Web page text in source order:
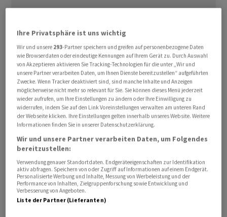
«Ein vorübergehender ⁠Schock kann dauerhafte Folgen
haben, wenn er ‌Löhne, Erwartungen und ‌das
Preissetzungsverhalten verändert», ​sagte Ueda am
Mittwoch auf einer Konferenz der Bank of Japan (BOJ).
Zentralbanken dürften die Ölpreise daher nicht ‌isoliert
betrachten. Wenn die Inflationserwartungen bereits
hoch seien und die Löhne ​stiegen, sei das Risiko von ​
Zweitrundeneffekten gross, ​erklärte er weiter.
Ueda äussert sich in ‌einer Phase, in der steigende
Ihre Privatsphäre ist uns wichtig
Wir und unsere 293-Partner speichern und greifen auf personenbezogene Daten
wie Browserdaten oder eindeutige Kennungen auf Ihrem Gerät zu. Durch Auswahl
von Akzeptieren aktivieren Sie Tracking-Technologien für die unter „Wir und
unsere Partner verarbeiten Daten, um Ihnen Dienste bereitzustellen“ aufgeführten
Zwecke. Wenn Tracker deaktiviert sind, sind manche Inhalte und Anzeigen
möglicherweise nicht mehr so relevant für Sie. Sie können dieses Menü jederzeit
wieder aufrufen, um Ihre Einstellungen zu ändern oder Ihre Einwilligung zu
widerrufen, indem Sie auf den Link Voreinstellungen verwalten am unteren Rand
der Webseite klicken. Ihre Einstellungen gelten innerhalb unseres Website. Weitere
Informationen finden Sie in unserer Datenschutzerklärung.
Wir und unsere Partner verarbeiten Daten, um Folgendes
bereitzustellen:
Verwendung genauer Standortdaten. Endgeräteeigenschaften zur Identifikation
aktiv abfragen. Speichern von oder Zugriff auf Informationen auf einem Endgerät.
Personalisierte Werbung und Inhalte, Messung von Werbeleistung und der
Performance von Inhalten, Zielgruppenforschung sowie Entwicklung und
Verbesserung von Angeboten.
Liste der Partner (Lieferanten)